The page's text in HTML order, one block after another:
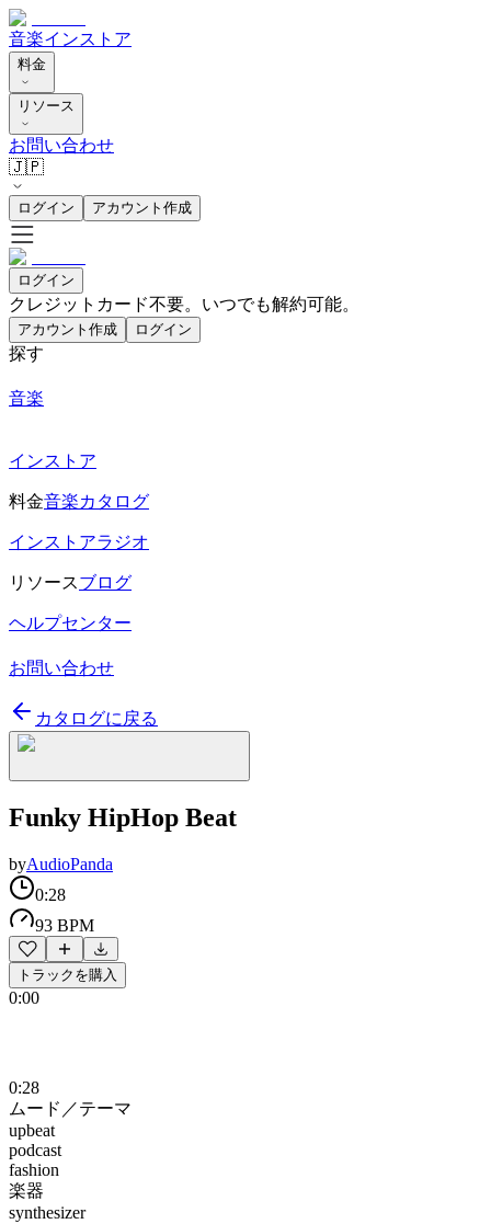
音楽インストア
料金
リソース
お問い合わせ
🇯🇵
ログイン アカウント作成
ログイン
クレジットカード不要。いつでも解約可能。
アカウント作成 ログイン
探す
音楽
インストア
料金音楽カタログ
インストアラジオ
リソースブログ
ヘルプセンター
お問い合わせ
カタログに戻る
Funky HipHop Beat
byAudioPanda
0:28
93 BPM
トラックを購入
0:00
0:28
ムード／テーマ
upbeat
podcast
fashion
楽器
synthesizer